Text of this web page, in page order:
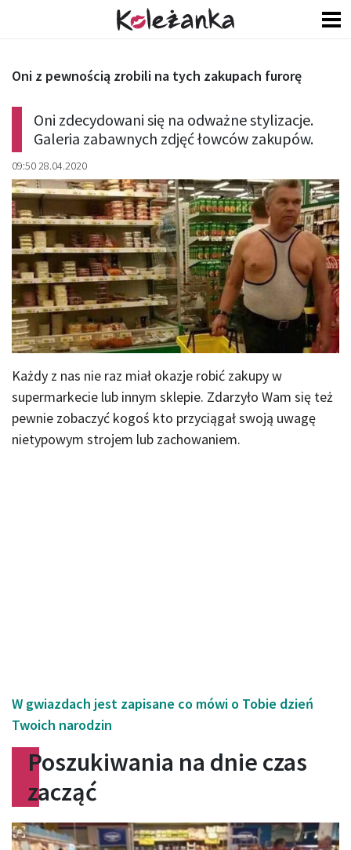
Oni zdecydowani się na odważne stylizacje.
Galeria zabawnych zdjęć łowców zakupów.
09:50 28.04.2020
Oni z pewnością zrobili na tych zakupach furorę
Każdy z nas nie raz miał okazje robić zakupy w
supermarkecie lub innym sklepie. Zdarzyło Wam się też
pewnie zobaczyć kogoś kto przyciągał swoją uwagę
nietypowym strojem lub zachowaniem.
W gwiazdach jest zapisane co mówi o Tobie dzień
Twoich narodzin
Poszukiwania na dnie czas
zacząć